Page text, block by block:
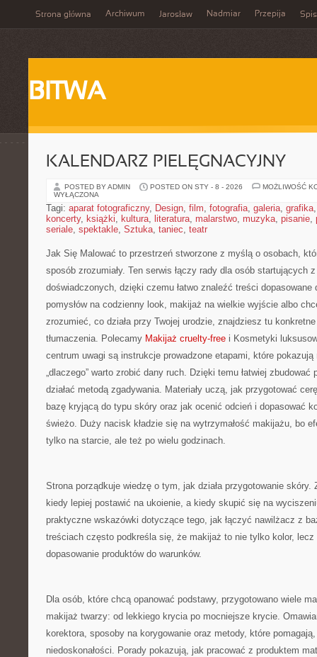
Strona główna Archiwum Jarosław Nadmiar Przepija
BITWA
KALENDARZ PIELĘGNACYJNY
POSTED BY ADMIN POSTED ON STY - 8 - 2026
MOŻLIWOŚĆ
WYŁĄCZONA
Tagi: aparat fotograficzny, Design, film, fotografia, galeria, grafika
koncerty, książki, kultura, literatura, malarstwo, muzyka, pisanie,
seriale, spektakle, Sztuka, taniec, teatr
Jak Się Malować to przestrzeń stworzone z myślą o osobach,
sposób zrozumiały. Ten serwis łączy rady dla osób startujących
doświadczonych, dzięki czemu łatwo znaleźć treści
pomysłów na codzienny look, makijaż na wielkie wyjście albo
zrozumieć, co działa przy Twojej urodzie, znajdziesz tu
tłumaczenia. Polecamy Makijaż cruelty-free i Kosmetyki
centrum uwagi są instrukcje prowadzone etapami, które pokazują
„dlaczego” warto zrobić dany ruch. Dzięki temu łatwiej
działać metodą zgadywania. Materiały uczą, jak przygotować
bazę kryjącą do typu skóry oraz jak ocenić odcień i dopasować
świeżo. Duży nacisk kładzie się na wytrzymałość makijażu, bo
tylko na starcie, ale też po wielu godzinach.
Strona porządkuje wiedzę o tym, jak działa przygotowanie skóry.
kiedy lepiej postawić na ukoienie, a kiedy skupić się na
praktyczne wskazówki dotyczące tego, jak łączyć nawilżacz z
treściach często podkreśla się, że makijaż to nie tylko kolor,
dopasowanie produktów do warunków.
Dla osób, które chcą opanować podstawy, przygotowano wiele
makijaż twarzy: od lekkiego krycia po mocniejsze krycie.
korektora, sposoby na korygowanie oraz metody, które
niedoskonałości. Porady pokazują, jak pracować z produktem